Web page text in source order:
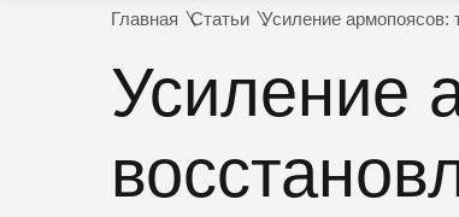
Главная Статьи Усиление армопоясов:
Усиление